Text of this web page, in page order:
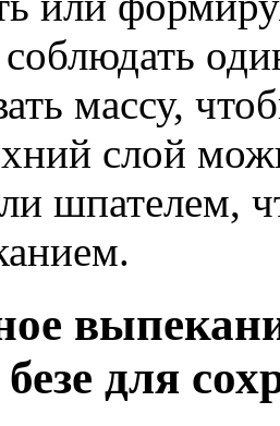
соблюдать
массу,
слой
шпателем,
для